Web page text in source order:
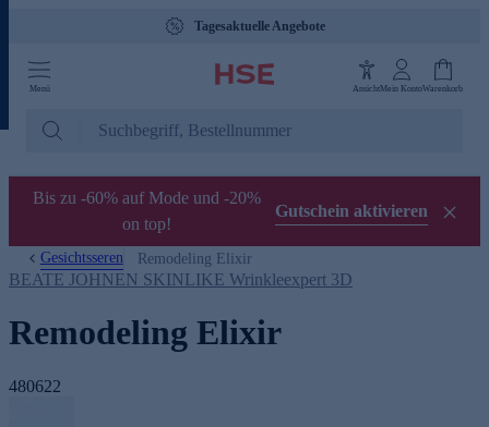
Tagesaktuelle Angebote
Menü AnsichtMein KontoWarenkorb
Bis zu -60% auf Mode und -20%
on top!
Gutschein aktivieren
Gesichtsseren Remodeling Elixir
BEATE JOHNEN SKINLIKE Wrinkleexpert 3D
Remodeling Elixir
480622